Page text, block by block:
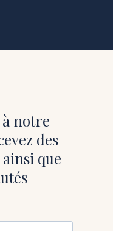
notre
des
que